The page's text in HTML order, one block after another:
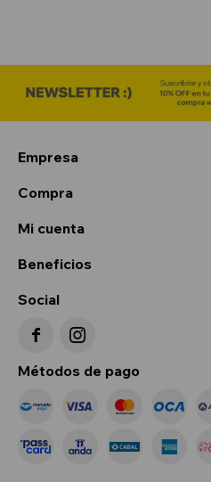
Empresa
Compra
Mi cuenta
Beneficios
Social
 
Métodos de pago